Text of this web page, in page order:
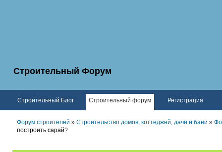
Строительный Форум
Строительный Блог Строительный форум Регистрация
Форум строителей » Строительство домов, коттеджей, дачи и бани »
построить сарай?